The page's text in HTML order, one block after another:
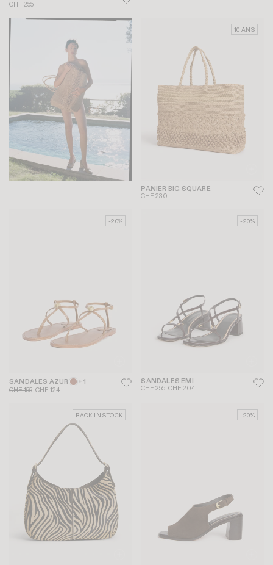
CHF 255
10 ANS
PANIER BIG SQUARE
CHF 230
-20%
SANDALES AZUR + 1
CHF 155 CHF 124
-20%
SANDALES EMI
CHF 255 CHF 204
BACK IN STOCK -20%